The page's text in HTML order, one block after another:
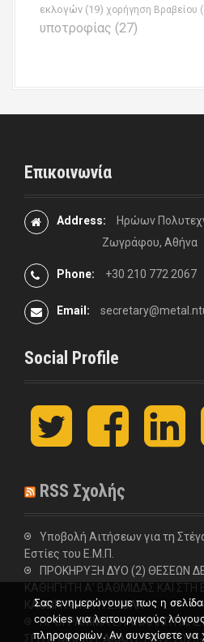
εκλογών (19) χορήγηση Βραβείου
υποτροφίας (27)
Επικοινωνία
Address:
Ηρώων
Ζωγράφου, Αθήνα
Phone: +30 210 772 2067
Email:
Social Profile
t
i
e
r
F
c
o
L
n
I
RSS Σχολής
Υποβολή Αιτήσεων για τη
Εστίες του Ε.Μ.Π.
ΠΡΟΚΗΡΥΞΗ ΔΥΟ (2) ΘΕΣΕΩΝ
ΚΑΘΗΓΗΤΗ Α’ ΒΑΘΜΙΔΑΣ ΚΑΙ
ΚΑΘΗΓΗΤΗ ΣΤΗ ΣΧΟΛΗ
ΠΡΟΓΡΑΜΜΑ ΕΠΑΝΑΛΗΠΤΙΚΗΣ
ΣΕΠΤΕΜΒΡΙΟΥ ΑΚΑΔ.ΕΤΟΥΣ
Σας ενημερώνουμε πως η
cookies για λειτουργικούς
πληροφοριών. Αν συνεχίσετε να